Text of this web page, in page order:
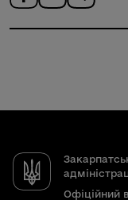
Офіційний